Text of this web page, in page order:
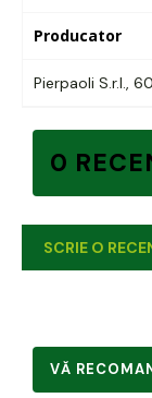
Producator
Pierpaoli S.r.l.,
0
SCRIE O
VĂ